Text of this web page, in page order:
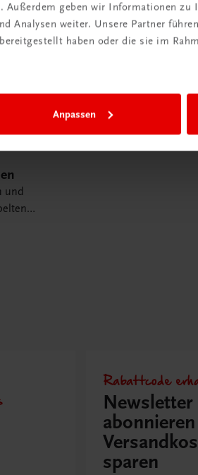
geben wir Informationen zu
Analysen weiter. Unsere Partner
haben oder die sie im
Anpassen
und
Rabattcode
Newsletter
sparen